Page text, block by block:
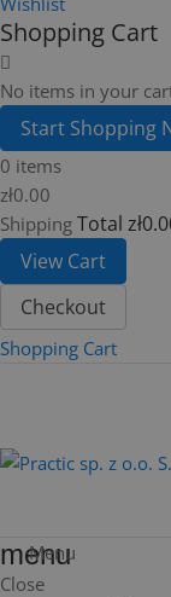
Shopping Cart
No items in your
Start Shopping
0 items
zł0.00
Shipping Total
View Cart
Checkout
Shopping Cart
menu
Menu
Close